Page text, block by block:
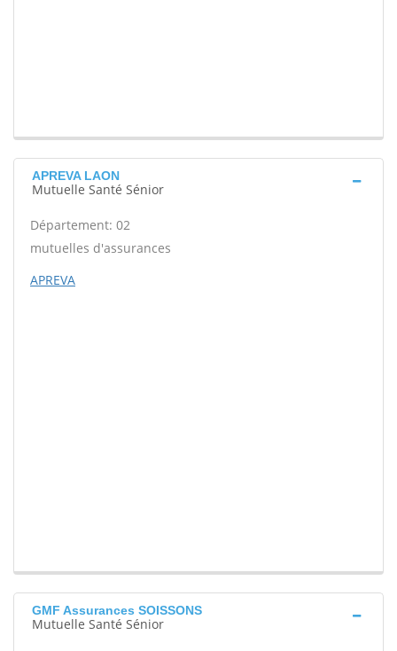
APREVA LAON
Mutuelle Santé Sénior
Département: 02
mutuelles d'assurances
APREVA
GMF Assurances SOISSONS
Mutuelle Santé Sénior